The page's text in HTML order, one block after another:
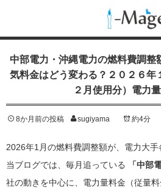
中部電力・沖縄電力の燃料費調整
気料金はどう変わる？２０２６年
２月使用分）電力
8か月前の投稿 sugiyama 約4分
2026年1月の燃料費調整額が、電力大手
当ブログでは、毎月追っている
「中部
社の動きを中心に、電力量料金（従量